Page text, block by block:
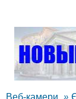
Веб-камери »